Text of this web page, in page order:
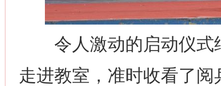
令人激动的启动仪式
走进教室，准时收看了